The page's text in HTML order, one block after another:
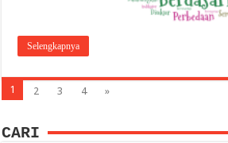
Selengkapnya
1 2 3 4 »
CARI